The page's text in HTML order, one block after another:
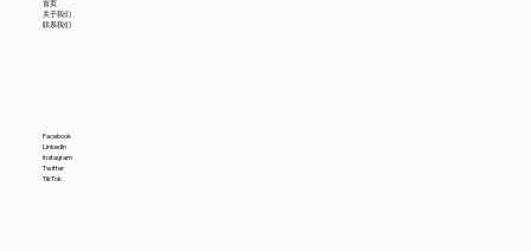
首页
关于我们
联系我们
Facebook
LinkedIn
Instagram
Twitter
TikTok